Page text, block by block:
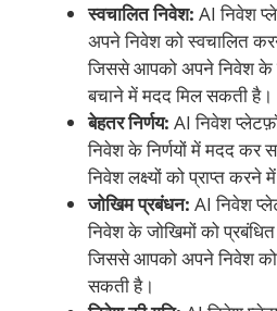
स्वचालित निवेश: AI निवेश
अपने निवेश को स्वचालित
जिससे आपको अपने निवेश के
बचाने में मदद मिल सकती है।
बेहतर निर्णय: AI निवेश
निवेश के निर्णयों में मदद
निवेश लक्ष्यों को प्राप्त
जोखिम प्रबंधन: AI निवेश
निवेश के जोखिमों को
जिससे आपको अपने निवेश को
सकती है।